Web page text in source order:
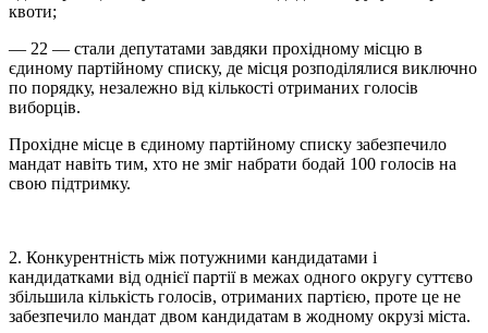
квоти;
— 22 — стали депутатами завдяки прохідному місцю в
єдиному партійному списку, де місця розподілялися виключно
по порядку, незалежно від кількості отриманих голосів
виборців.
Прохідне місце в єдиному партійному списку забезпечило
мандат навіть тим, хто не зміг набрати бодай 100 голосів на
свою підтримку.
2. Конкурентність між потужними кандидатами і
кандидатками від однієї партії в межах одного округу суттєво
збільшила кількість голосів, отриманих партією, проте це не
забезпечило мандат двом кандидатам в жодному окрузі міста.